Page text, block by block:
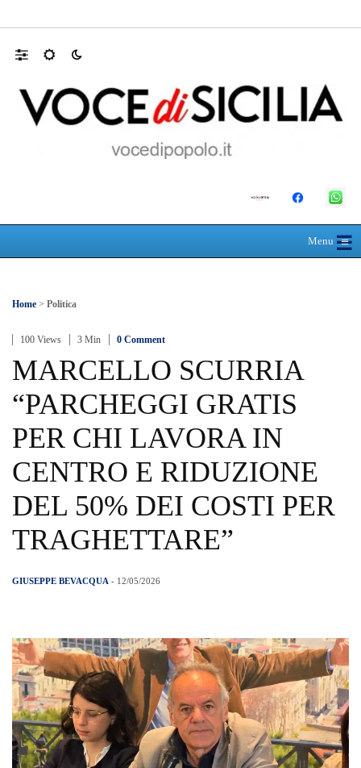
Menu≡
☰
Home > Politica
100 Views 3 Min 0 Comment
MARCELLO SCURRIA
“PARCHEGGI GRATIS
PER CHI LAVORA IN
CENTRO E RIDUZIONE
DEL 50% DEI COSTI PER
TRAGHETTARE”
GIUSEPPE BEVACQUA - 12/05/2026